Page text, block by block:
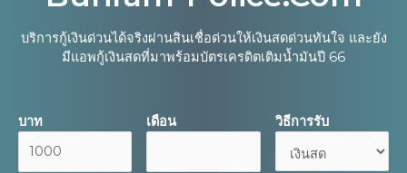
บริการกู้เงินด่วนได้จริงผ่านสินเชื่อด่วนให้เงินสดด่วนทันใจ และยัง
มีแอพกู้เงินสดที่มาพร้อมบัตรเครดิตเติมน้ำมันปี 66
บาท เดือน วิธีการรับ